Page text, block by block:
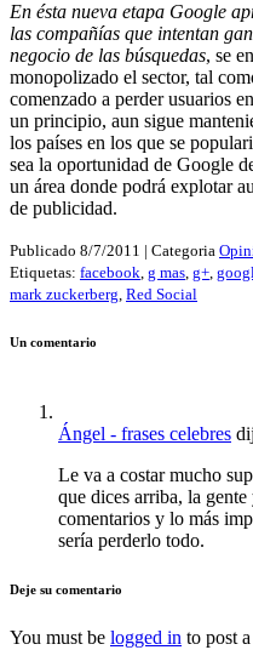
En ésta nueva etapa Google
las compañías que intentan
negocio de las búsquedas, se
monopolizado el sector, tal
comenzado a perder usuarios
un principio, aun sigue
los países en los que se
sea la oportunidad de Google
un área donde podrá explotar
de publicidad.
Publicado 8/7/2011 | Categoria
Etiquetas: facebook, g mas, g+,
mark zuckerberg, Red Social
Un comentario
Ángel - frases celebres
Le va a costar mucho
que dices arriba, la
comentarios y lo más
sería perderlo todo.
Deje su comentario
You must be logged in to post